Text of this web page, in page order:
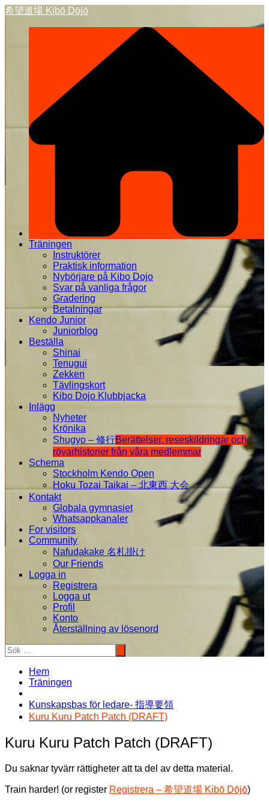
Hoppa
希望道場 Kibō Dōjō
Träningen
Instruktörer
Praktisk information
Nybörjare på Kibo Dojo
Svar på vanliga frågor
Gradering
Betalningar
Kendo Junior
Juniorblog
Beställa
Shinai
Tenugui
Zekken
Tävlingskort
Kibo Dojo Klubbjacka
Inlägg
Nyheter
Krönika
Shugyo – 修行Berättelser, reseskildringar och
rövarhistorier från våra medlemmar
Schema
Stockholm Kendo Open
Hoku Tozai Taikai – 北東西 大会
Kontakt
Globala gymnasiet
Whatsappkanaler
For visitors
Community
Nafudakake 名札掛け
Our Friends
Logga in
Registrera
Logga ut
Profil
Konto
Återställning av lösenord
Hem
Träningen
Kunskapsbas för ledare- 指導要領
Kuru Kuru Patch Patch (DRAFT)
Kuru Kuru Patch Patch (DRAFT)
Du saknar tyvärr rättigheter att ta del av detta material.
Train harder! (or register Registrera – 希望道場 Kibō Dōjō)